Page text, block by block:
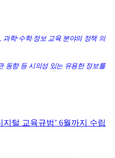
과학·수학· 정보교육 분야의 정책 의
동향 등 시의성 있는 유용한 정보를
지털 교육규범’ 6월까지 수립